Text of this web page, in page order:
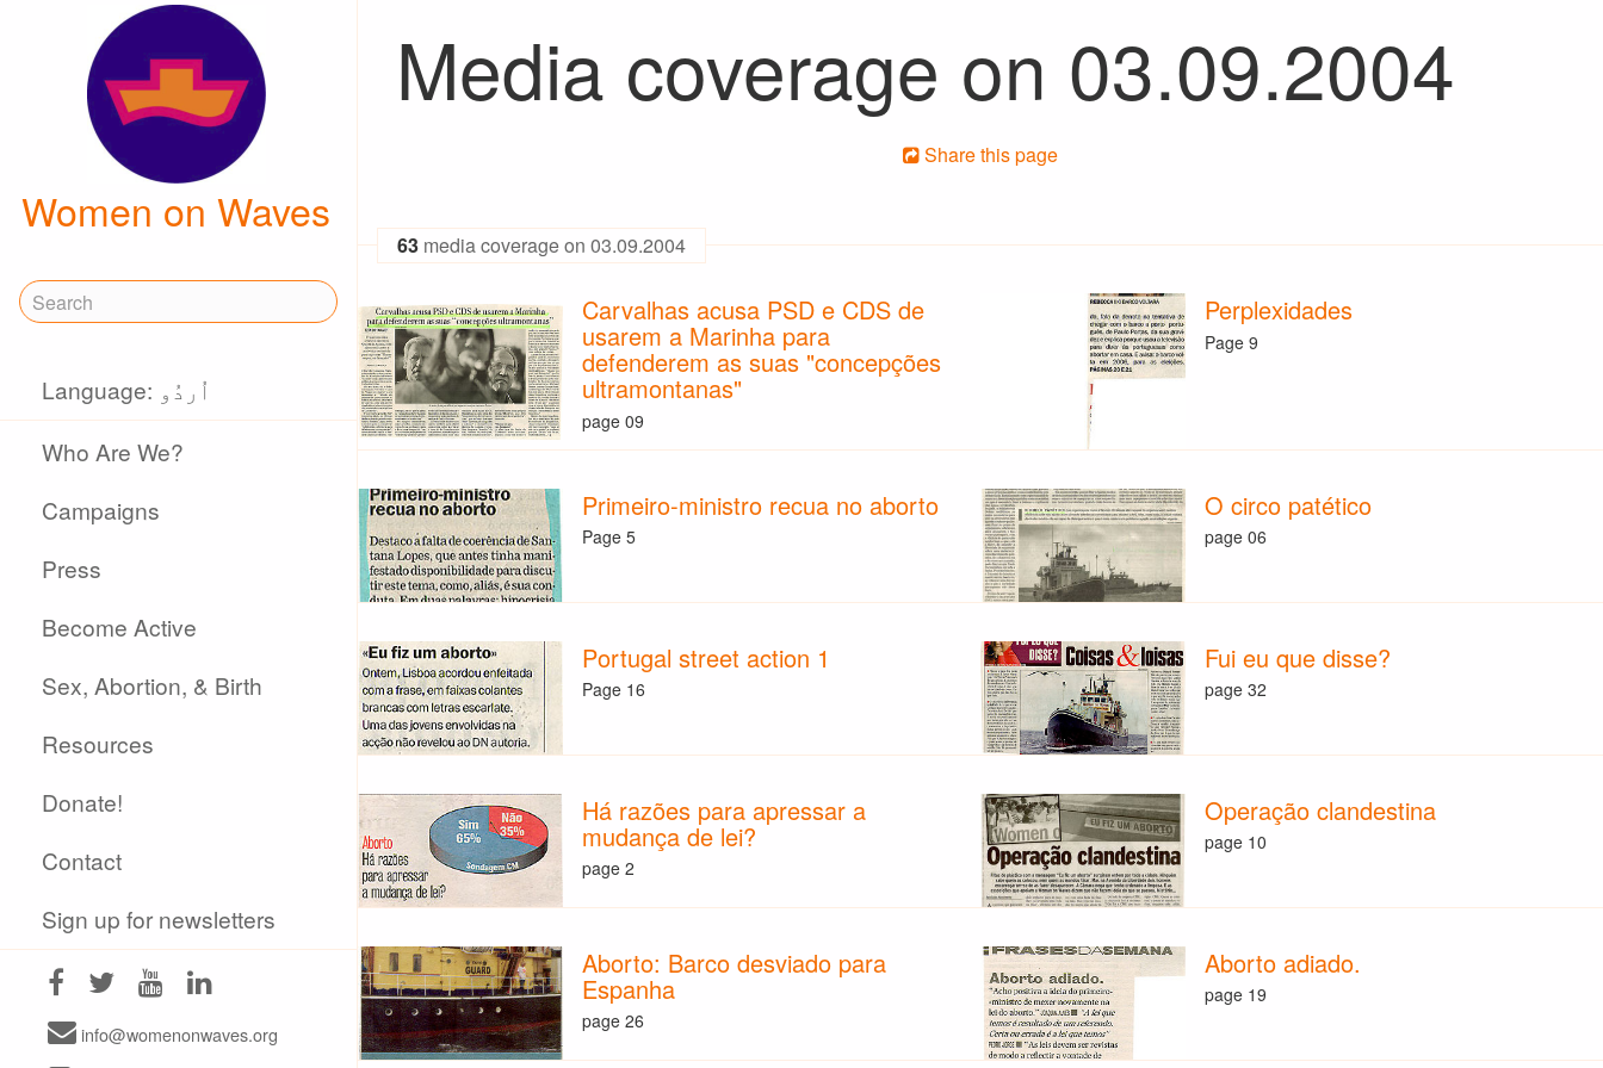
Women on Waves
Language: اُردُو
Who Are We?
Campaigns
Press
Become Active
Sex, Abortion, & Birth
Resources
Donate!
Contact
Sign up for newsletters
info@womenonwaves.org
Media coverage on 03.09.2004
Share this page
63 media coverage on 03.09.2004
Carvalhas acusa PSD e CDS de
usarem a Marinha para
defenderem as suas "concepções
ultramontanas"
page 09
Perplexidades
Page 9
Primeiro-ministro recua no aborto
Page 5
O circo patético
page 06
Portugal street action 1
Page 16
Fui eu que disse?
page 32
Há razões para apressar a
mudança de lei?
page 2
Operação clandestina
page 10
Aborto: Barco desviado para
Espanha
page 26
Aborto adiado.
page 19